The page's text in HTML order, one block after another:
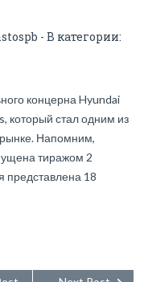
- В категории:
концерна Hyundai
который стал одним из
Напомним,
тиражом 2
представлена 18